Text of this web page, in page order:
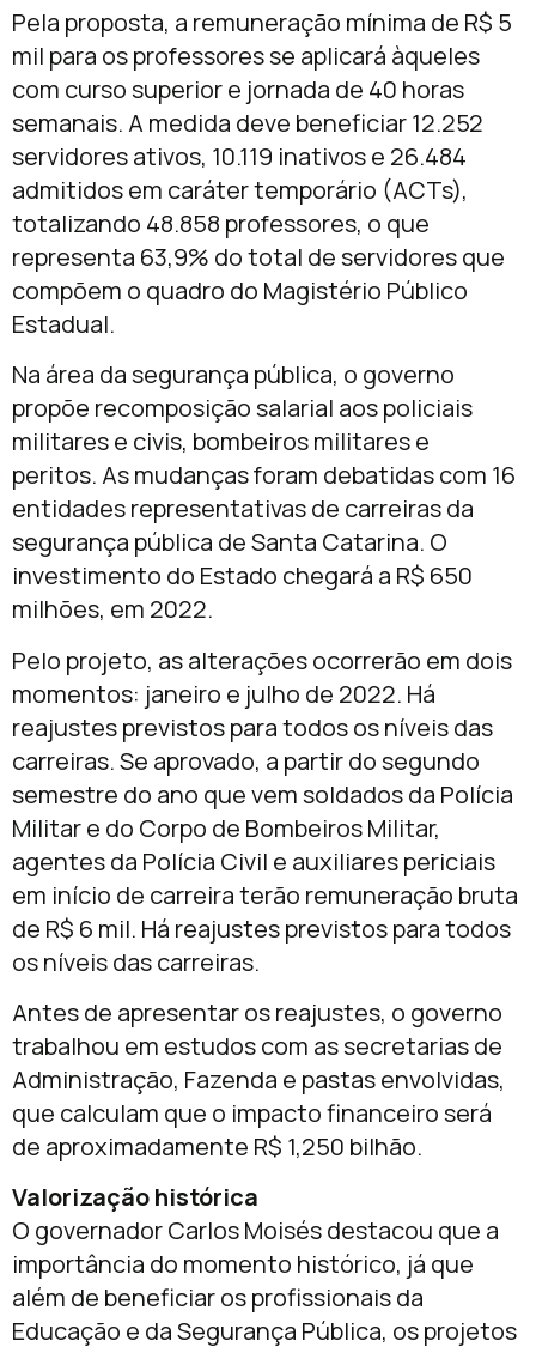
Pela proposta, a remuneração mínima de R$ 5
mil para os professores se aplicará àqueles
com curso superior e jornada de 40 horas
semanais. A medida deve beneficiar 12.252
servidores ativos, 10.119 inativos e 26.484
admitidos em caráter temporário (ACTs),
totalizando 48.858 professores, o que
representa 63,9% do total de servidores que
compõem o quadro do Magistério Público
Estadual.
Na área da segurança pública, o governo
propõe recomposição salarial aos policiais
militares e civis, bombeiros militares e
peritos. As mudanças foram debatidas com 16
entidades representativas de carreiras da
segurança pública de Santa Catarina. O
investimento do Estado chegará a R$ 650
milhões, em 2022.
Pelo projeto, as alterações ocorrerão em dois
momentos: janeiro e julho de 2022. Há
reajustes previstos para todos os níveis das
carreiras. Se aprovado, a partir do segundo
semestre do ano que vem soldados da Polícia
Militar e do Corpo de Bombeiros Militar,
agentes da Polícia Civil e auxiliares periciais
em início de carreira terão remuneração bruta
de R$ 6 mil. Há reajustes previstos para todos
os níveis das carreiras.
Antes de apresentar os reajustes, o governo
trabalhou em estudos com as secretarias de
Administração, Fazenda e pastas envolvidas,
que calculam que o impacto financeiro será
de aproximadamente R$ 1,250 bilhão.
Valorização histórica
O governador Carlos Moisés destacou que a
importância do momento histórico, já que
além de beneficiar os profissionais da
Educação e da Segurança Pública, os projetos